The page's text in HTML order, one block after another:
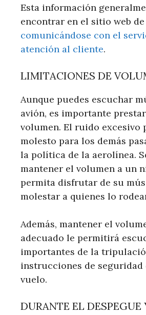
Esta información
encontrar en el sitio web
comunicándose con el
atención al cliente.
LIMITACIONES DE
Aunque puedes escuchar
avión, es importante
volumen. El ruido excesivo
molesto para los demás
la política de la aerolínea.
mantener el volumen a un
permita disfrutar de su
molestar a quienes lo
Además, mantener el
adecuado le permitirá
importantes de la
instrucciones de seguridad
vuelo.
DURANTE EL DESPEGUE